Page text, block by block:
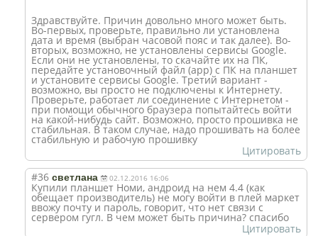
Здравствуйте. Причин довольно много может быть.
Во-первых, проверьте, правильно ли установлена
дата и время (выбран часовой пояс и так далее). Во-
вторых, возможно, не установлены сервисы Google.
Если они не установлены, то скачайте их на ПК,
передайте установочный файл (app) с ПК на планшет
и установите сервисы Google. Третий вариант -
возможно, вы просто не подключены к Интернету.
Проверьте, работает ли соединение с Интернетом -
при помощи обычного браузера попытайтесь войти
на какой-нибудь сайт. Возможно, просто прошивка не
стабильная. В таком случае, надо прошивать на более
стабильную и рабочую прошивку
Цитировать
#36 светлана 02.12.2016 16:06
Купили планшет Номи, андроид на нем 4.4 (как
обещает производитель) не могу войти в плей маркет
ввожу почту и пароль, говорит, что нет связи с
сервером гугл. В чем может быть причина? спасибо
Цитировать